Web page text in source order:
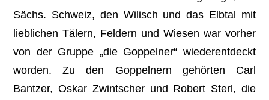
Sächs. Schweiz, den Wilisch und das Elbtal mit
lieblichen Tälern, Feldern und Wiesen war vorher
von der Gruppe „die Goppelner“ wiederentdeckt
worden. Zu den Goppelnern gehörten Carl
Bantzer, Oskar Zwintscher und Robert Sterl, die